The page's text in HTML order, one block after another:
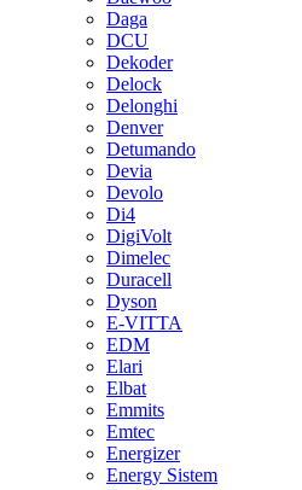
Daga
DCU
Dekoder
Delock
Delonghi
Denver
Detumando
Devia
Devolo
Di4
DigiVolt
Dimelec
Duracell
Dyson
E-VITTA
EDM
Elari
Elbat
Emmits
Emtec
Energizer
Energy Sistem